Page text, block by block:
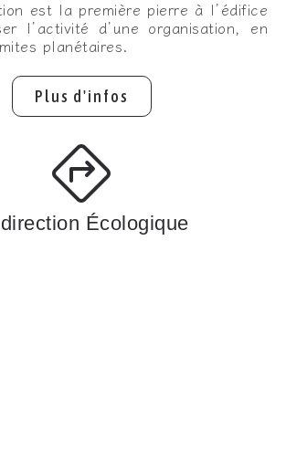
est la première pierre à l’édifice
l’activité d’une organisation, en
planétaires.
Plus d'infos
Écologique